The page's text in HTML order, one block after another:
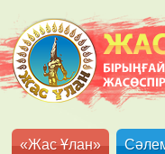
«Жас Ұлан»